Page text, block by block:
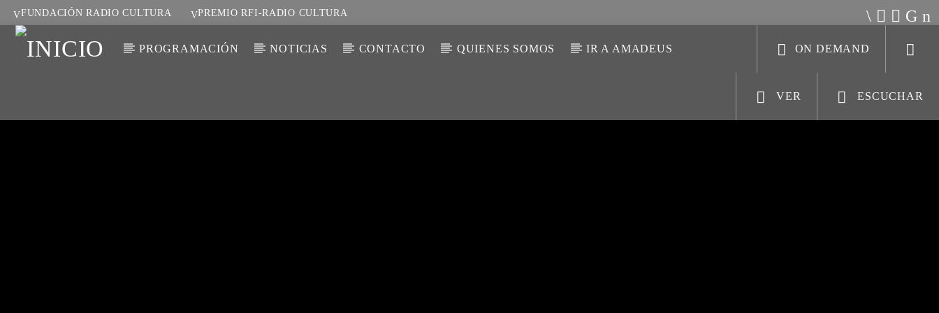
FUNDACIÓN RADIO CULTURA PREMIO RFI-RADIO CULTURA
PROGRAMACIÓN NOTICIAS CONTACTO QUIENES SOMOS IR A AMADEUS ON DEMAND
ESCUCHAR
VER